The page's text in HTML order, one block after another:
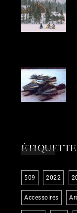
509 2022
Accessoires